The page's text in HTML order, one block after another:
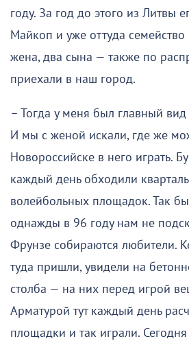
году. За год до этого из Литвы
Майкоп и уже оттуда
жена, два сына — также по
приехали в наш город.
– Тогда у меня был главный
И мы с женой искали, где же
Новороссийске в него играть.
каждый день обходили
волейбольных площадок. Так
однажды в 96 году нам не
Фрунзе собираются любители.
туда пришли, увидели на
столба — на них перед игрой
Арматурой тут каждый день
площадки и так играли.